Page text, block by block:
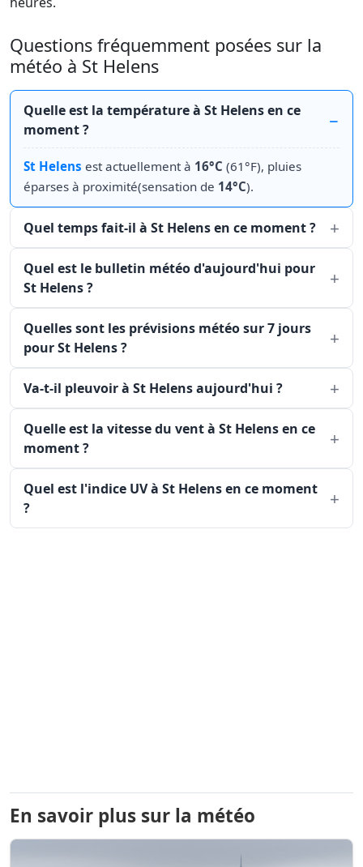
Questions fréquemment posées sur la
météo à St Helens
Quelle est la température à St Helens en ce
moment ?
St Helens est actuellement à 16°C (61°F), pluies
éparses à proximité(sensation de 14°C).
Quel temps fait-il à St Helens en ce moment ?
Quel est le bulletin météo d'aujourd'hui pour
St Helens ?
Quelles sont les prévisions météo sur 7 jours
pour St Helens ?
Va-t-il pleuvoir à St Helens aujourd'hui ?
Quelle est la vitesse du vent à St Helens en ce
moment ?
Quel est l'indice UV à St Helens en ce moment
?
En savoir plus sur la météo